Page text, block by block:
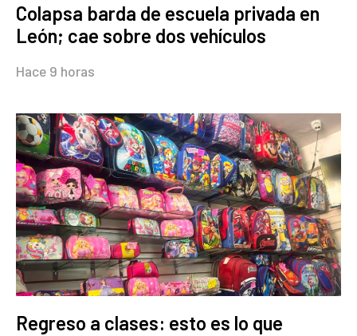
Colapsa barda de escuela privada en
León; cae sobre dos vehículos
Hace 9 horas
Regreso a clases: esto es lo que